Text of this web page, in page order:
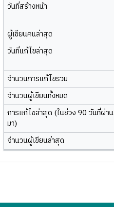
วันที่สร้างหน้า
ผู้เขียนคนล่าสุด
วันที่แก้ไขล่าสุด
จำนวนการแก้ไขรวม
จำนวนผู้เขียนทั้งหมด
การแก้ไขล่าสุด (ในช่วง 90 วันที่ผ่าน
มา)
จำนวนผู้เขียนล่าสุด